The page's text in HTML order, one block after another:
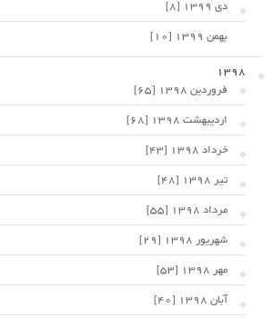
دی 1399 [8]
بهمن 1399 [10]
1398
فروردین 1398 [65]
اردیبهشت 1398 [68]
خرداد 1398 [43]
تیر 1398 [48]
مرداد 1398 [55]
شهریور 1398 [29]
مهر 1398 [53]
آبان 1398 [40]